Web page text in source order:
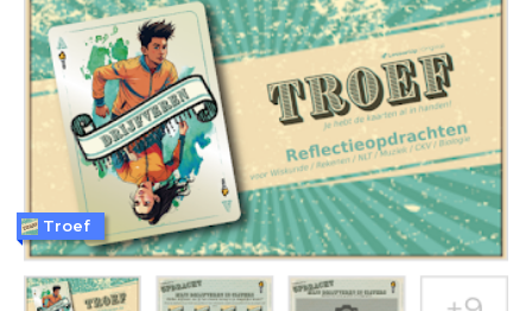
Troef